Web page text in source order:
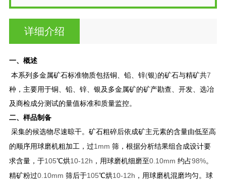
详细介绍
一、概述
本系列多金属矿石标准物质包括铜、铅、锌(银)的矿石与精矿共7
种，主要用于铜、铅、锌、银及多金属矿的矿产勘查、开发、选冶
及商检成分测试的量值标准和质量监控。
二、样品制备
采集的候选物尽速晾干。矿石粗碎后依成矿主元素的含量由低至高
的顺序用球磨机粗加工，过1mm 筛，根据分析结果组合成设计要
求含量，于105℃烘10-12h ，用球磨机细磨至0.10mm 约占98%。
精矿粉过0.10mm 筛后于105℃烘10-12h ，用球磨机混磨均匀。球